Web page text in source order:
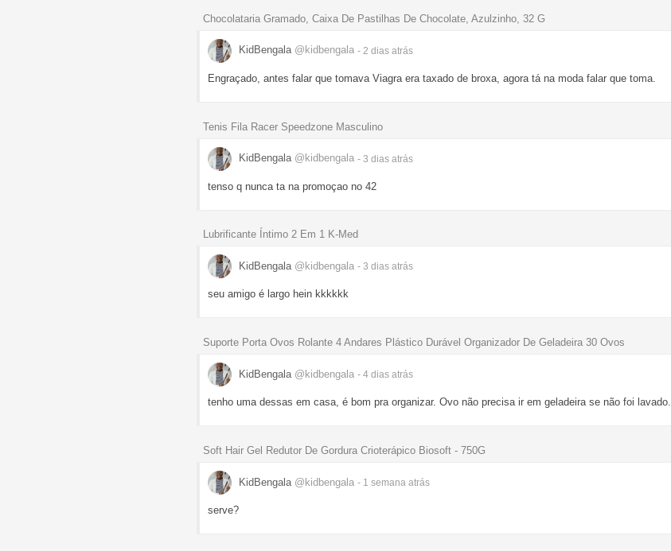
Chocolataria Gramado, Caixa De Pastilhas De Chocolate, Azulzinho, 32 G
KidBengala @kidbengala - 2 dias atrás
Engraçado, antes falar que tomava Viagra era taxado de broxa, agora tá na moda falar que toma.
Tenis Fila Racer Speedzone Masculino
KidBengala @kidbengala - 3 dias atrás
tenso q nunca ta na promoçao no 42
Lubrificante Íntimo 2 Em 1 K-Med
KidBengala @kidbengala - 3 dias atrás
seu amigo é largo hein kkkkkk
Suporte Porta Ovos Rolante 4 Andares Plástico Durável Organizador De Geladeira 30 Ovos
KidBengala @kidbengala - 4 dias atrás
tenho uma dessas em casa, é bom pra organizar. Ovo não precisa ir em geladeira se não foi lavado.
Soft Hair Gel Redutor De Gordura Crioterápico Biosoft - 750G
KidBengala @kidbengala - 1 semana atrás
serve?